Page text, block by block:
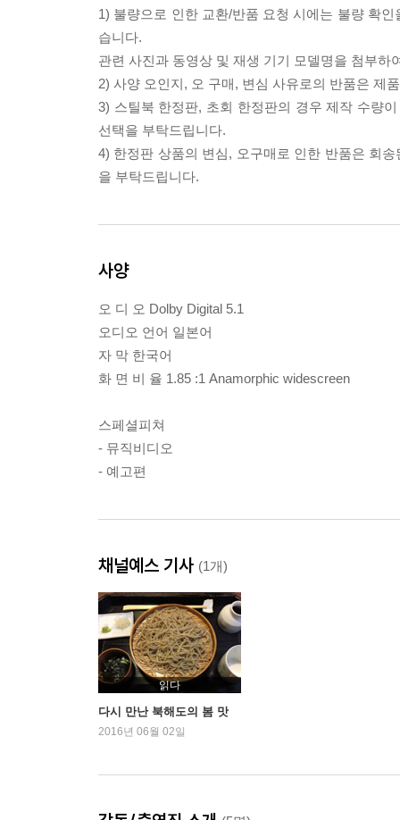
1) 불량으로 인한 교환/반품 요청 시에는 불량 확
습니다.
관련 사진과 동영상 및 재생 기기 모델명을 첨부하
2) 사양 오인지, 오 구매, 변심 사유로의 반품은 제
3) 스틸북 한정판, 초회 한정판의 경우 제작 수량
선택을 부탁드립니다.
4) 한정판 상품의 변심, 오구매로 인한 반품은 회
을 부탁드립니다.
사양
오 디 오 Dolby Digital 5.1
오디오 언어 일본어
자 막 한국어
화 면 비 율 1.85 :1 Anamorphic widescreen
스페셜피쳐
- 뮤직비디오
- 예고편
채널예스 기사 (1개)
읽다
다시 만난 북해도의 봄 맛
2016년 06월 02일